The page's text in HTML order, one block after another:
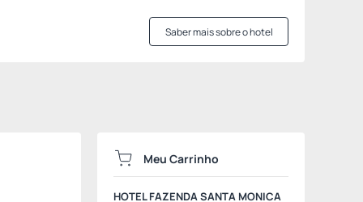
Saber mais sobre o hotel
Meu Carrinho
HOTEL FAZENDA SANTA MONICA